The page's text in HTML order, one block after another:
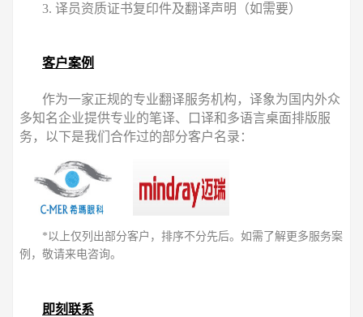
3. 译员资质证书复印件及翻译声明（如需要）
客户案例
作为一家正规的专业翻译服务机构，译象为国内外众
多知名企业提供专业的笔译、口译和多语言桌面排版服
务，以下是我们合作过的部分客户名录：
*以上仅列出部分客户，排序不分先后。如需了解更多服务案
例，敬请来电咨询。
即刻联系